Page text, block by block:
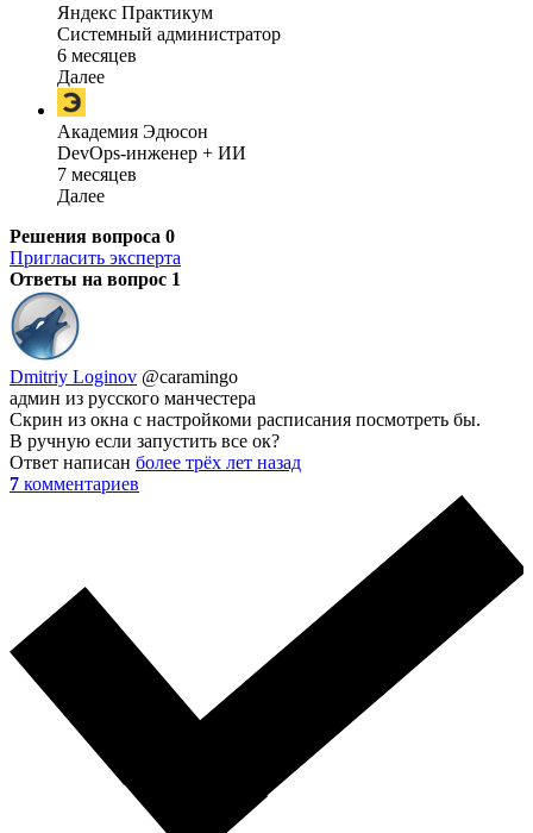
Яндекс Практикум
Системный администратор
6 месяцев
Далее
Академия Эдюсон
DevOps-инженер + ИИ
7 месяцев
Далее
Решения вопроса 0
Пригласить эксперта
Ответы на вопрос 1
Dmitriy Loginov @caramingo
админ из русского манчестера
Скрин из окна с настройкоми расписания посмотреть бы.
В ручную если запустить все ок?
Ответ написан более трёх лет назад
7 комментариев